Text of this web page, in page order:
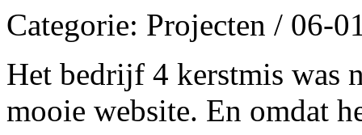
Categorie: Projecten / 06-
Het bedrijf 4 kerstmis was
mooie website. En omdat